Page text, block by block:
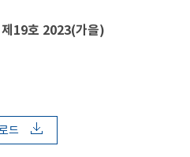
19호 2023(가을)
드